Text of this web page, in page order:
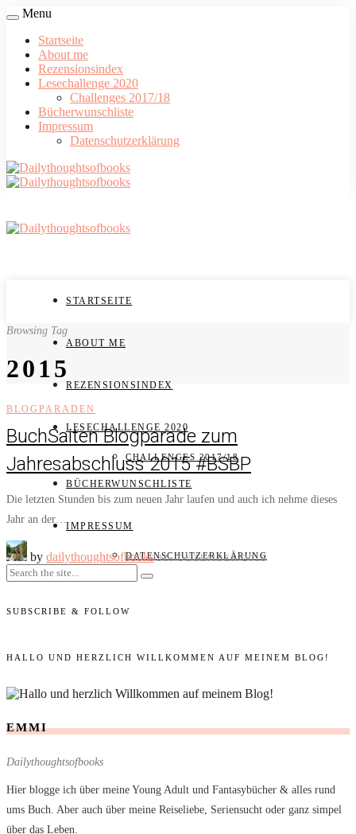
Menu
Startseite
About me
Rezensionsindex
Lesechallenge 2020
Challenges 2017/18
Bücherwunschliste
Impressum
Datenschutzerklärung
STARTSEITE
ABOUT ME
REZENSIONSINDEX
LESECHALLENGE 2020
CHALLENGES 2017/18
BÜCHERWUNSCHLISTE
IMPRESSUM
DATENSCHUTZERKLÄRUNG
Browsing Tag
2015
BLOGPARADEN
BuchSaiten Blogparade zum
Jahresabschluss 2015 #BSBP
Die letzten Stunden bis zum neuen Jahr laufen und auch ich nehme dieses
Jahr an der…
by dailythoughtsofbooks 31. DEZEMBER 2015
SUBSCRIBE & FOLLOW
HALLO UND HERZLICH WILLKOMMEN AUF MEINEM BLOG!
EMMI
Dailythoughtsofbooks
Hier blogge ich über meine Young Adult und Fantasybücher & alles rund
ums Buch. Aber auch über meine Reiseliebe, Seriensucht oder ganz simpel
über das Leben.